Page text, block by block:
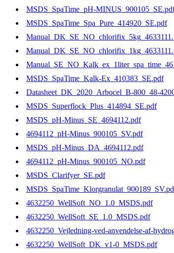
MSDS_SpaTime_pH-
MSDS_SpaTime_Spa_Pure_414920_SE.pdf
MSDS_SpaTime_Kalk-Ex_410383_SE.pdf
Datasheet_DK_2020_Arbocel_B-800_48-
MSDS_Superflock_Plus_414894_SE.pdf
MSDS_pH-Minus_SE_4694112.pdf
4694112_pH-Minus_900105_SV.pdf
MSDS_pH-Minus_DA_4694112.pdf
4694112_pH-Minus_900105_NO.pdf
MSDS_Clarifyer_SE.pdf
4632250_WellSoft_NO_1.0_MSDS.pdf
4632250_WellSoft_SE_1.0_MSDS.pdf
4632250_Vejledning-ved-anvendelse-af-
4632250_WellSoft_DK_v1-0_MSDS.pdf